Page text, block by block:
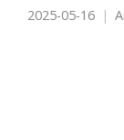
2025-05-16